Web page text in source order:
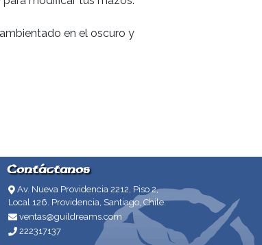
en el oscuro y
Contáctanos
Av. Nueva Providencia 2212, Piso 2,
Local 126. Providencia, Santiago, Chile.
ventas@guildreams.com
222317137